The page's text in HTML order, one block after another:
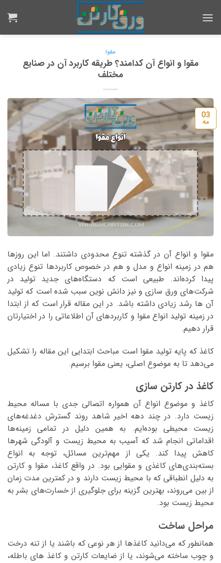
مقوا
مقوا و انواع آن کدامند؟ طریقه کاربرد آن در صنایع
مختلف
03
مه
مقوا و انواع آن در گذشته تنوع محدودی داشتند. اما این روزها
هم در زمینه انواع و مدل و هم در خصوص کاربرد‌ها تنوع زیادی
پیدا کرده‌اند. طبیعی است که دستگاه‌های جدید تولید در
شرکت‌های ورق سازی و نیز دانش نوین سبب شده است که تولید
آن ها رشد زیادی داشته باشد. در این مقاله قرار است که از ابتدا
در زمینه تولید انواع مقوا و کاربردهای آن اطلاعاتی را در اختیارتان
قرار دهیم.
کاغذ که پایه تولید مقوا است مباحث ابتدایی این مقاله را تشکیل
می‌دهد تا به موضوع اصلی، یعنی مقوا برسیم.
کاغذ در کارتن سازی
کاغذ و موضوع انواع آن همواره اتصالی جدی با مساله محیط
زیست دارد. در چند دهه اخیر شاهد روند گسترش دغدغه‌های
زیست محیطی بوده‌ایم. به همین دلیل در تمامی زمینه‌ها
اقداماتی انجام شد که آسیب به محیط زیست و آلودگی شهر‌ها
کاهش پیدا کند. یکی از مهم‌ترین مسائل، توجه به انواع
بسته‌بندی‌های کاغذی و مقوایی بود. در واقع کاغذ، مقوا و کارتن
به دلیل انطباقی که با محیط زیست دارند و در کمترین مدت زمان
از بین می‌روند، بهترین گزینه برای جلوگیری از خسارت‌های بشر به
محیط زیست بود.
مراحل ساخت
همانطور که می‌دانید کاغذ‌ها از هر نوعی که باشند یا از تنه درخت
و چوب ساخته می‌شوند، یا از ضایعات کارتن و کاغذ های باطله،